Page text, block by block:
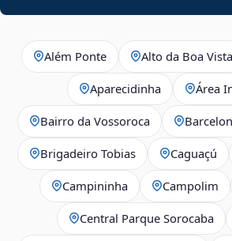
Além Ponte Alto da Boa Vista
Aparecidinha Área
Bairro da Vossoroca
Brigadeiro Tobias Caguaçú
Campininha Campolim
Central Parque Sorocaba